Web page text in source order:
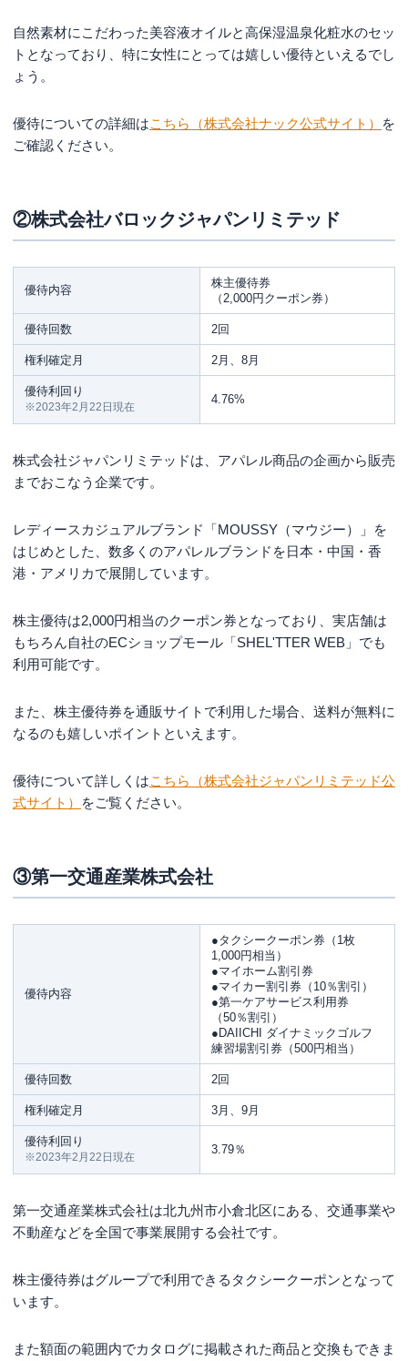
自然素材にこだわった美容液オイルと高保湿温泉化粧水のセッ
トとなっており、特に女性にとっては嬉しい優待といえるでし
ょう。
優待についての詳細はこちら（株式会社ナック公式サイト）
を
ご確認ください。
②株式会社バロックジャパンリミテッド
優待内容
株主優待券
（2,000円クーポン券）
優待回数 2回
権利確定月 2月、8月
優待利回り
※2023年2月22日現在
4.76%
株式会社ジャパンリミテッドは、アパレル商品の企画から販売
までおこなう企業です。
レディースカジュアルブランド「MOUSSY（マウジー）」を
はじめとした、数多くのアパレルブランドを日本・中国・香
港・アメリカで展開しています。
株主優待は2,000円相当のクーポン券となっており、実店舗は
もちろん自社のECショップモール「SHEL'TTER WEB」でも
利用可能です。
また、株主優待券を通販サイトで利用した場合、送料が無料に
なるのも嬉しいポイントといえます。
優待について詳しくはこちら（株式会社ジャパンリミテッド公
式サイト）
をご覧ください。
③第一交通産業株式会社
優待内容
●タクシークーポン券（1枚
1,000円相当）
●マイホーム割引券
●マイカー割引券（10％割引）
●第一ケアサービス利用券
（50％割引）
●DAIICHI ダイナミックゴルフ
練習場割引券（500円相当）
優待回数 2回
権利確定月 3月、9月
優待利回り
※2023年2月22日現在
3.79％
第一交通産業株式会社は北九州市小倉北区にある、交通事業や
不動産などを全国で事業展開する会社です。
株主優待券はグループで利用できるタクシークーポンとなって
います。
また額面の範囲内でカタログに掲載された商品と交換もできま